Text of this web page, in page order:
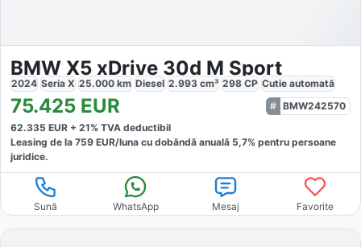
BMW X5 xDrive 30d M Sport
2024 Seria X 25.000 km Diesel 2.993 cm³ 298 CP Cutie automată
75.425 EUR
BMW242570
62.335 EUR + 21% TVA deductibil
Leasing de la 759 EUR/luna cu dobăndă anuală 5,7% pentru persoane
juridice.
Sună WhatsApp Mesaj Favorite